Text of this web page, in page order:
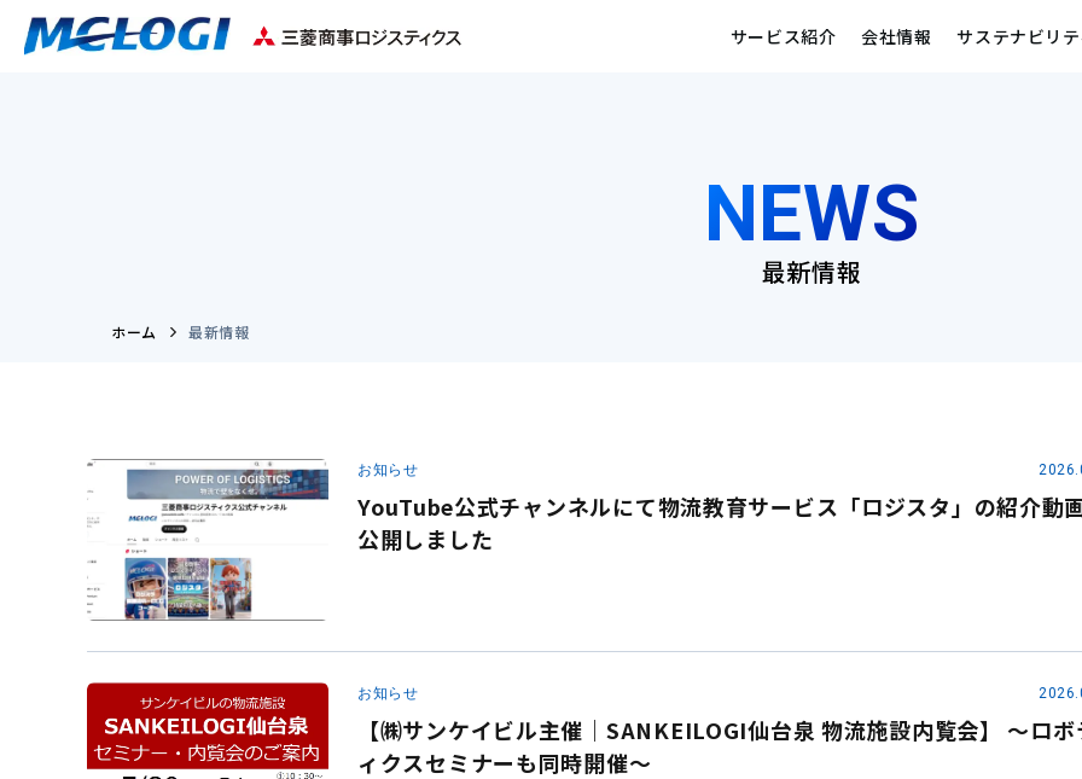
サービス紹介 会社情報 サステナビリテ
NEWS
最新情報
ホーム 最新情報
お知らせ
YouTube公式チャンネルにて物流教育サービス「ロジスタ」の紹介動
公開しました
お知らせ
【㈱サンケイビル主催｜SANKEILOGI仙台泉 物流施設内覧会】 ～ロボ
ィクスセミナーも同時開催～